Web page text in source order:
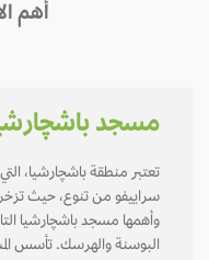
أهم
مسجد باشچارشيا
تعتبر منطقة باشچارشيا، التي
سراييفو من تنوع، حيث تزخر
وأهمها مسجد باشچارشيا